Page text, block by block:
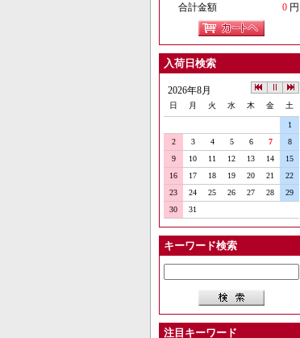
合計金額
0 円
入荷日検索
2026年8月
日 月 火 水 木 金 土
1
2
3 4 5 6 7
8
9
10 11 12 13 14
15
16
17 18 19 20 21
22
23
24 25 26 27 28
29
30
31
キーワード検索
注目キーワード